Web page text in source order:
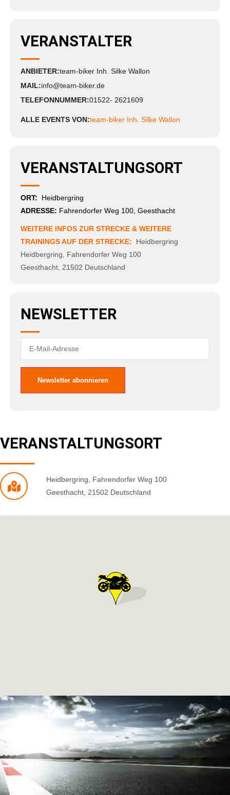
VERANSTALTER
ANBIETER:team-biker Inh. Silke Wallon
MAIL:info@team-biker.de
TELEFONNUMMER:01522- 2621609
ALLE EVENTS VON:team-biker Inh. Silke Wallon
VERANSTALTUNGSORT
ORT: Heidbergring
ADRESSE: Fahrendorfer Weg 100, Geesthacht
WEITERE INFOS ZUR STRECKE & WEITERE
TRAININGS AUF DER STRECKE: Heidbergring
Heidbergring
Fahrendorfer Weg 100
Geesthacht 21502 Deutschland
NEWSLETTER
VERANSTALTUNGSORT
Heidbergring, Fahrendorfer Weg 100
Geesthacht, 21502 Deutschland